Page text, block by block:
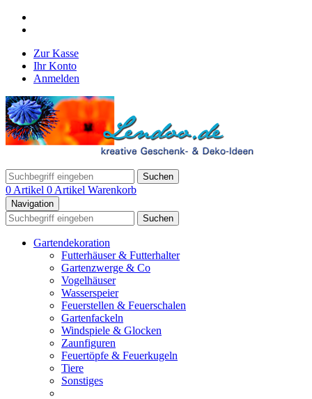
Zur Kasse
Ihr Konto
Anmelden
Suchen
0 Artikel 0 Artikel Warenkorb
Navigation
Suchen
Gartendekoration
Futterhäuser & Futterhalter
Gartenzwerge & Co
Vogelhäuser
Wasserspeier
Feuerstellen & Feuerschalen
Gartenfackeln
Windspiele & Glocken
Zaunfiguren
Feuertöpfe & Feuerkugeln
Tiere
Sonstiges